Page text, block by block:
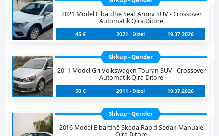
2021 Model E bardhë Seat Arona SUV - Crossover
Automatik Qira Ditore
45 € 2021 - Dizel 19.07.2026
Shkup - Qendër
2011 Model Gri Volkswagen Touran SUV - Crossover
Automatik Qira Ditore
50 € 2011 - Dizel 19.07.2026
Shkup - Qendër
2016 Model E bardhë Skoda Rapid Sedan Manuale
Qira Ditore